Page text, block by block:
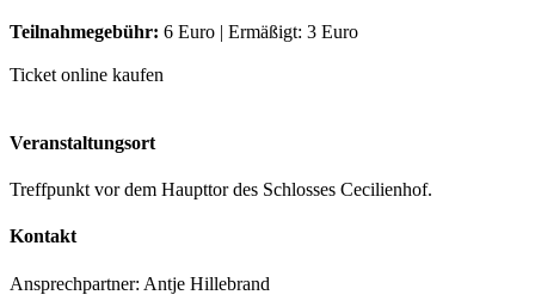
Teilnahmegebühr: 6 Euro | Ermäßigt: 3 Euro
Ticket online kaufen
Veranstaltungsort
Treffpunkt vor dem Haupttor des Schlosses Cecilienhof.
Kontakt
Ansprechpartner: Antje Hillebrand